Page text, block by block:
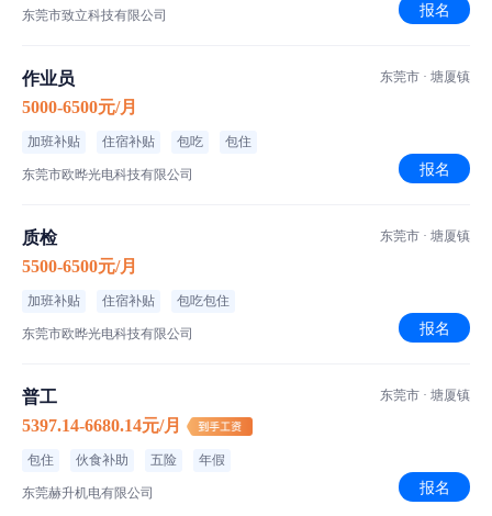
东莞市致立科技有限公司 报名
作业员
5000-6500元/月
加班补贴 住宿补贴 包吃 包住
东莞市欧晔光电科技有限公司
东莞市 · 塘厦镇
报名
质检
5500-6500元/月
加班补贴 住宿补贴 包吃包住
东莞市欧晔光电科技有限公司
东莞市 · 塘厦镇
报名
普工
5397.14-6680.14元/月
包住 伙食补助 五险 年假
东莞赫升机电有限公司
东莞市 · 塘厦镇
报名